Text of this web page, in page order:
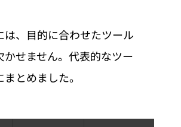
は、目的に合わせたツール
かせません。代表的なツー
とめました。